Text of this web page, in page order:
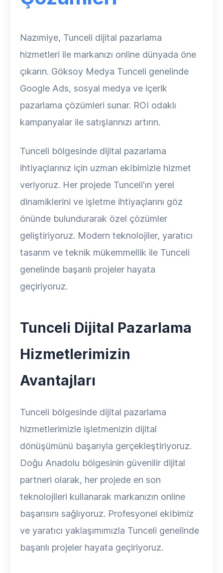
Nazımiye, Tunceli dijital pazarlama
hizmetleri ile markanızı online dünyada öne
çıkarın. Göksoy Medya Tunceli genelinde
Google Ads, sosyal medya ve içerik
pazarlama çözümleri sunar. ROI odaklı
kampanyalar ile satışlarınızı artırın.
Tunceli bölgesinde dijital pazarlama
ihtiyaçlarınız için uzman ekibimizle hizmet
veriyoruz. Her projede Tunceli'ın yerel
dinamiklerini ve işletme ihtiyaçlarını göz
önünde bulundurarak özel çözümler
geliştiriyoruz. Modern teknolojiler, yaratıcı
tasarım ve teknik mükemmellik ile Tunceli
genelinde başarılı projeler hayata
geçiriyoruz.
Tunceli Dijital Pazarlama
Hizmetlerimizin
Avantajları
Tunceli bölgesinde dijital pazarlama
hizmetlerimizle işletmenizin dijital
dönüşümünü başarıyla gerçekleştiriyoruz.
Doğu Anadolu bölgesinin güvenilir dijital
partneri olarak, her projede en son
teknolojileri kullanarak markanızın online
başarısını sağlıyoruz. Profesyonel ekibimiz
ve yaratıcı yaklaşımımızla Tunceli genelinde
başarılı projeler hayata geçiriyoruz.